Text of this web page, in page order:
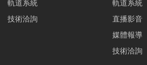
軌道系統
技術洽詢
軌道系統
直播影音
媒體報導
技術洽詢